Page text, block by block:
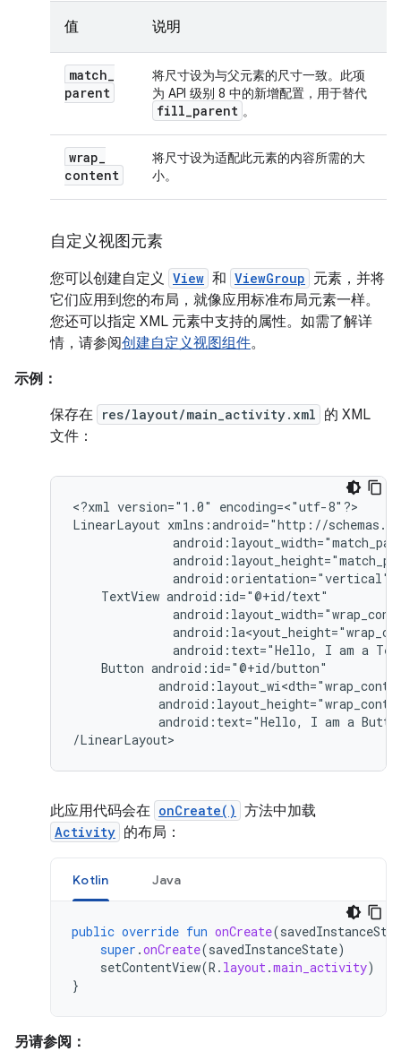
值 说明
match_
parent
将尺寸设为与父元素的尺寸一致。此项
为 API 级别 8 中的新增配置，用于替代
fill_parent 。
wrap_
content
将尺寸设为适配此元素的内容所需的大
小。
自定义视图元素
您可以创建自定义 View 和 ViewGroup 元素，并将
它们应用到您的布局，就像应用标准布局元素一样。
您还可以指定 XML 元素中支持的属性。如需了解详
情，请参阅创建自定义视图组件。
示例：
保存在 res/layout/main_activity.xml 的 XML
文件：
<?xml version="1.0"
encoding=<"utf-8"?>
LinearLayout
android:orientation="vertical"
TextView
android:text="Hello, I am a
Button
android:text="Hello, I am a
/LinearLayout>
此应用代码会在 onCreate() 方法中加载
Activity 的布局：
Kotlin Java
public override fun onCreate(
super .onCreate(savedInstanceState)
setContentView(R . layout.main_activity)
}
另请参阅：